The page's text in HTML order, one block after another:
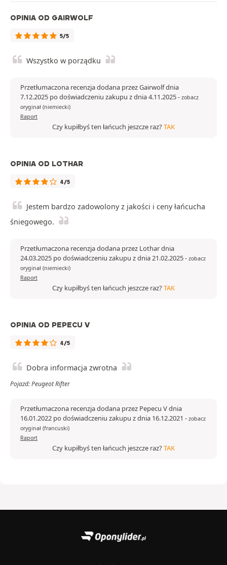
OPINIA OD GAIRWOLF
5/5
Wszystko w porządku
Przetłumaczona recenzja dodana przez Gairwolf dnia
7.12.2025 po doświadczeniu zakupu z dnia 4.11.2025- zobacz
oryginał (niemiecki)
Raport
Czy kupiłbyś ten łańcuch jeszcze raz?TAK
OPINIA OD LOTHAR
4/5
Jestem bardzo zadowolony z jakości i ceny łańcucha
śniegowego.
Przetłumaczona recenzja dodana przez Lothar dnia
24.03.2025 po doświadczeniu zakupu z dnia 21.02.2025- zobacz
oryginał (niemiecki)
Raport
Czy kupiłbyś ten łańcuch jeszcze raz?TAK
OPINIA OD PEPECU V
4/5
Dobra informacja zwrotna
Pojazd: Peugeot Rifter
Przetłumaczona recenzja dodana przez Pepecu V dnia
16.01.2022 po doświadczeniu zakupu z dnia 16.12.2021 - zobacz
oryginał (francuski)
Raport
Czy kupiłbyś ten łańcuch jeszcze raz?TAK